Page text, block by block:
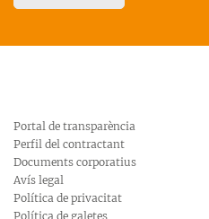
Portal de transparència
Perfil del contractant
Documents corporatius
Avís legal
Política de privacitat
Política de galetes